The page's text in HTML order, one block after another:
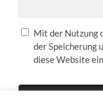
Mit der Nutzung
der Speicherung
diese Website